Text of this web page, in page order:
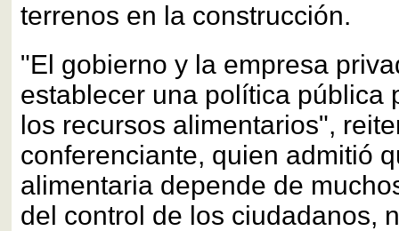
terrenos en la construcción.
"El gobierno y la empresa
establecer una política pública
los recursos alimentarios",
conferenciante, quien admitió
alimentaria depende de
del control de los ciudadanos,